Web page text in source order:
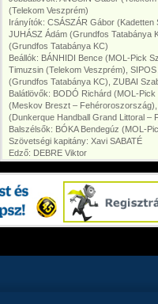
(Telekom Veszprém)
Irányítók: CSÁSZÁR Gábor (Kadetten
JUHÁSZ Ádám (Grundfos Tatabánya
(Grundfos Tatabánya KC)
Beállók: BÁNHIDI Bence (MOL-Pick
Timuzsin (Telekom Veszprém),
(Grundfos Tatabánya KC), ZUBAI
Balátlövők: BODÓ Richárd (MOL-
(Meskov Breszt –
(Dunkerque Handball Grand Littoral –
Balszélsők: BÓKA Bendegúz (MOL-
Szövetségi kapitány: Xavi SABATÉ
Edző: DEBRE Viktor